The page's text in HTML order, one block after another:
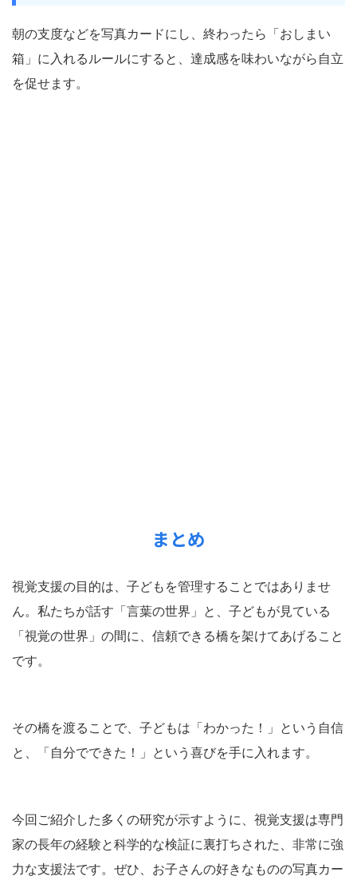
朝の支度などを写真カードにし、終わったら「おしまい
箱」に入れるルールにすると、達成感を味わいながら自立
を促せます。
まとめ
視覚支援の目的は、子どもを管理することではありませ
ん。私たちが話す「言葉の世界」と、子どもが見ている
「視覚の世界」の間に、信頼できる橋を架けてあげること
です。
その橋を渡ることで、子どもは「わかった！」という自信
と、「自分でできた！」という喜びを手に入れます。
今回ご紹介した多くの研究が示すように、視覚支援は専門
家の長年の経験と科学的な検証に裏打ちされた、非常に強
力な支援法です。ぜひ、お子さんの好きなものの写真カー